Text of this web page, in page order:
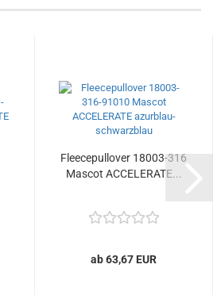
Fleecepullover 18003-316
Mascot ACCELERATE...
ab 63,67 EUR